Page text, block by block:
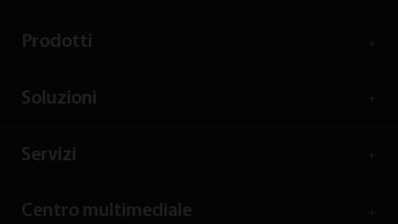
Prodotti
Soluzioni
Servizi
Centro multimediale